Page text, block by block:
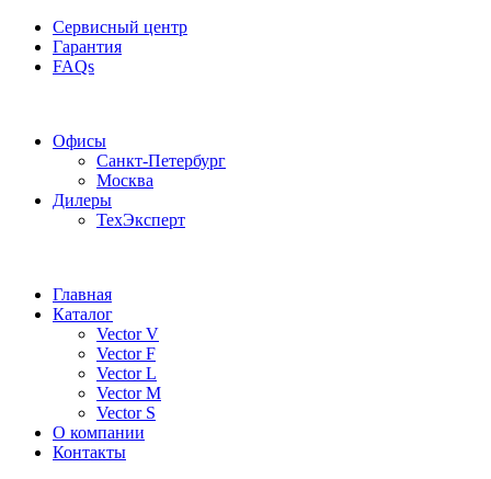
Сервисный центр
Гарантия
FAQs
Офисы
Санкт-Петербург
Москва
Дилеры
ТехЭксперт
Главная
Каталог
Vector V
Vector F
Vector L
Vector M
Vector S
О компании
Контакты